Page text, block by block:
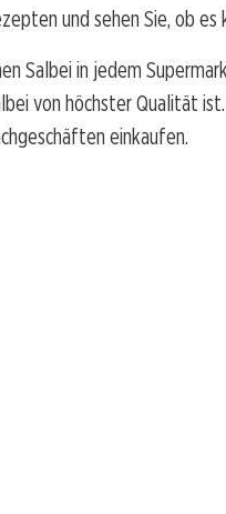
und sehen Sie, ob
Salbei in jedem
von höchster Qualität
einkaufen.